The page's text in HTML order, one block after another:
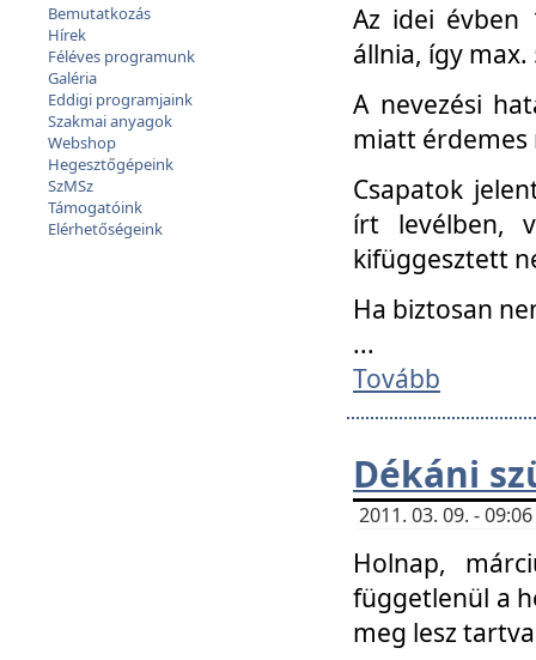
Bemutatkozás
Hírek
Féléves programunk
Galéria
Eddigi programjaink
Szakmai anyagok
Webshop
Hegesztőgépeink
SzMSz
Támogatóink
Elérhetőségeink
Az idei évben
állnia, így
A nevezési
miatt érdemes
Csapatok
írt levélben,
kifüggesztett
Ha biztosan
...
Tovább
Dékáni
2011. 03. 09. -
Holnap,
függetlenül a
meg lesz